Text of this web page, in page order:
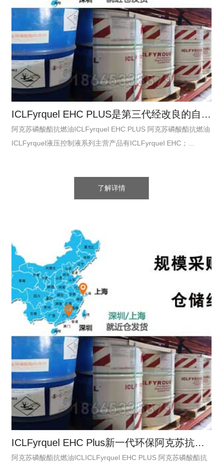
ICLFyrquel EHC PLUS是第三代经改良的自熄磷酸酯抗燃油
阿克苏磷酸酯抗燃油ICLFyrquel EHC PLUS 阿克苏磷酸酯抗燃油
ICLFyrquel液压控制液系列主营产品有ICLFyrquel EHC；...
了解详情
ICLFyrquel EHC Plus新一代环保阿克苏抗燃油
阿克苏磷酸酯抗燃油ICLICLFyrquel EHC PLUS 阿克苏磷酸酯抗